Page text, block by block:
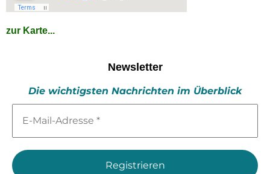
zur Karte...
Newsletter
Die wichtigsten Nachrichten im Überblick
Mail-
*